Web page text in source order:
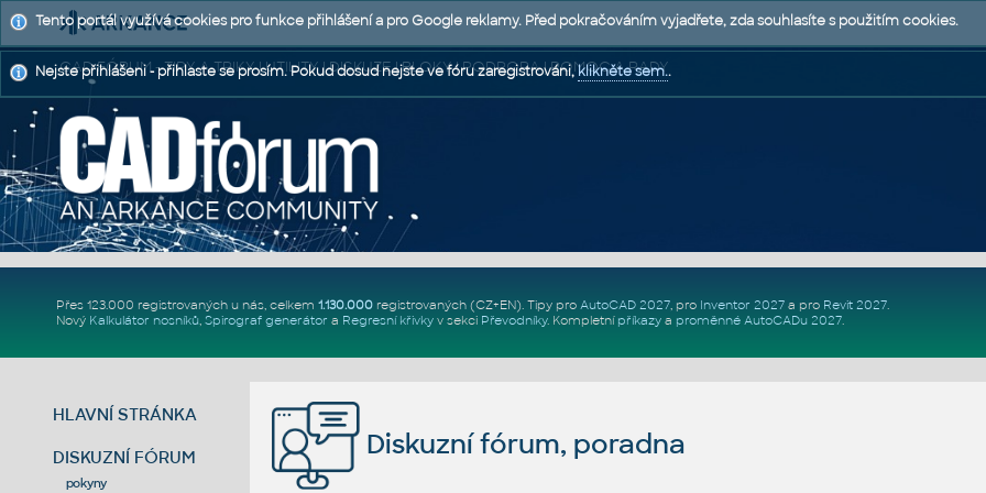
CAD FÓRUM - TIPY A TRIKY | UTILITY | DISKUZE | BLOKY | PODPORA | POMOC A RADY
Přes 123.000 registrovaných u nás, celkem 1.130.000registrovaných (CZ+EN). Tipy pro AutoCAD 2027, pro Inventor 2027a pro Revit 2027.
Nový Kalkulátor nosníků, Spirograf generátor a Regresní křivkyv sekci Převodníky. Kompletní příkazya proměnné AutoCADu 2027.
HLAVNÍ STRÁNKA
DISKUZNÍ FÓRUM
pokyny
Diskuzní fórum, poradna
Tento portál využívá cookies pro funkce přihlášení a pro Google reklamy. Před pokračováním vyjadřete, zda souhlasíte s použitím cookies.
Nejste přihlášeni - přihlaste se prosím. Pokud dosud nejste ve fóru zaregistrováni,klikněte sem..